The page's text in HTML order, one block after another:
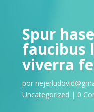
Spur
faucibus
viverra
por
Uncategorized | 0